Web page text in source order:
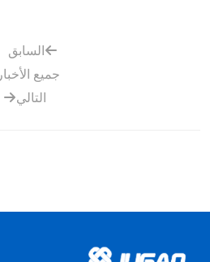
السابق
جميع الأخبار
التالي